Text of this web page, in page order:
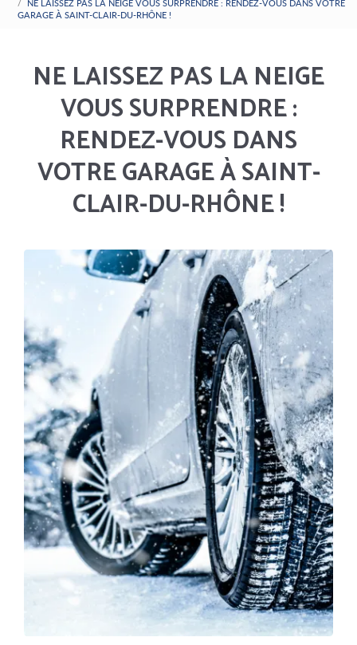
NE LAISSEZ PAS LA NEIGE VOUS SURPRENDRE : RENDEZ-VOUS DANS VOTRE
GARAGE À SAINT-CLAIR-DU-RHÔNE !
NE LAISSEZ PAS LA NEIGE
VOUS SURPRENDRE :
RENDEZ-VOUS DANS
VOTRE GARAGE À SAINT-
CLAIR-DU-RHÔNE !